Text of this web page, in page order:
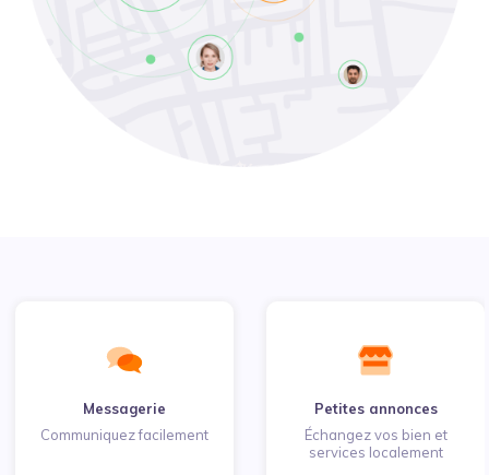
Messagerie
Communiquez facilement
Petites annonces
Échangez vos bien et
services localement